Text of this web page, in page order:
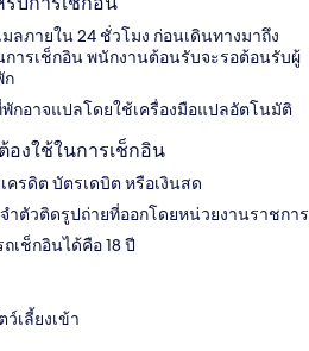
ลภายใน 24 ชั่วโมง ก่อนเดินทางมาถึง
ารเช็กอิน พนักงานต้อนรับจะรอต้อนรับผู้
ก
กอาจแปลโดยใช้เครื่องมือแปลอัตโนมัติ
งใช้ในการเช็กอิน
ครดิต บัตรเดบิต หรือเงินสด
ำตัวติดรูปถ่ายที่ออกโดยหน่วยงานราชการ
เช็กอินได้คือ 18 ปี
เลี้ยงเข้า